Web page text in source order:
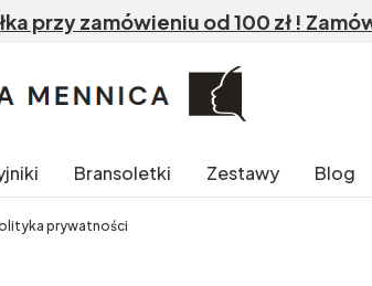
przy zamówieniu od 100 zł !
Bransoletki Zestawy Blog
prywatności